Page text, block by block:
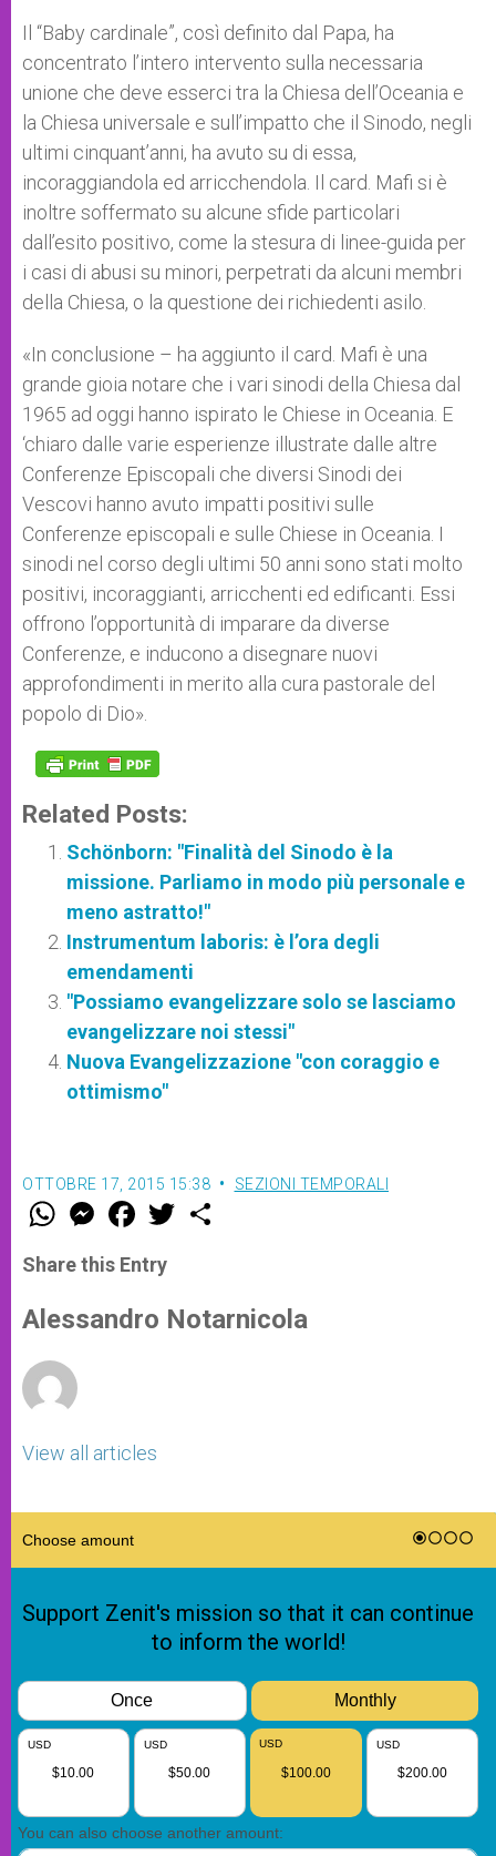
Il “Baby cardinale”, così definito dal Papa, ha
concentrato l’intero intervento sulla necessaria
unione che deve esserci tra la Chiesa dell’Oceania e
la Chiesa universale e sull’impatto che il Sinodo, negli
ultimi cinquant’anni, ha avuto su di essa,
incoraggiandola ed arricchendola. Il card. Mafi si è
inoltre soffermato su alcune sfide particolari
dall’esito positivo, come la stesura di linee-guida per
i casi di abusi su minori, perpetrati da alcuni membri
della Chiesa, o la questione dei richiedenti asilo.
«In conclusione – ha aggiunto il card. Mafi è una
grande gioia notare che i vari sinodi della Chiesa dal
1965 ad oggi hanno ispirato le Chiese in Oceania. E
‘chiaro dalle varie esperienze illustrate dalle altre
Conferenze Episcopali che diversi Sinodi dei
Vescovi hanno avuto impatti positivi sulle
Conferenze episcopali e sulle Chiese in Oceania. I
sinodi nel corso degli ultimi 50 anni sono stati molto
positivi, incoraggianti, arricchenti ed edificanti. Essi
offrono l’opportunità di imparare da diverse
Conferenze, e inducono a disegnare nuovi
approfondimenti in merito alla cura pastorale del
popolo di Dio».
Related Posts:
Schönborn: "Finalità del Sinodo è la
missione. Parliamo in modo più personale e
meno astratto!"
Instrumentum laboris: è l’ora degli
emendamenti
"Possiamo evangelizzare solo se lasciamo
evangelizzare noi stessi"
Nuova Evangelizzazione "con coraggio e
ottimismo"
OTTOBRE 17, 2015 15:38 SEZIONI TEMPORALI
W
t
s
p
p
M
e
s
e
g
e
F
a
e
b
o
k
w
r
Share this Entry
Alessandro Notarnicola
View all articles